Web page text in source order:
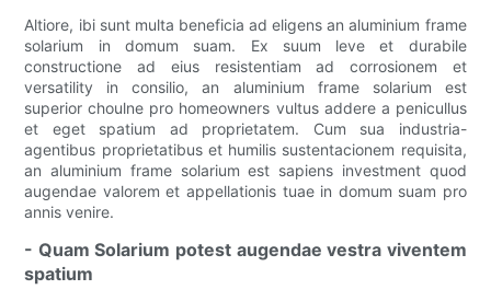
Altiore, ibi sunt multa beneficia ad eligens an aluminium frame
solarium in domum suam. Ex suum leve et durabile
constructione ad eius resistentiam ad corrosionem et
versatility in consilio, an aluminium frame solarium est
superior choulne pro homeowners vultus addere a penicullus
et eget spatium ad proprietatem. Cum sua industria-
agentibus proprietatibus et humilis sustentacionem requisita,
an aluminium frame solarium est sapiens investment quod
augendae valorem et appellationis tuae in domum suam pro
annis venire.
- Quam Solarium potest augendae vestra viventem
spatium